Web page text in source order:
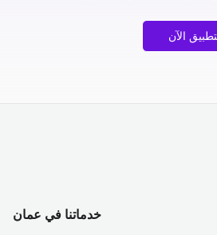
الآن
خدماتنا في عمان